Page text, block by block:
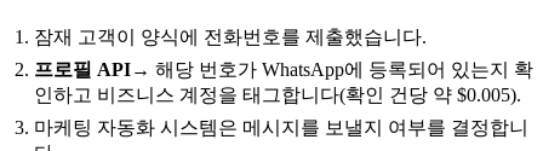
잠재 고객이 양식에 전화번호를 제출했습니다.
프로필 API→ 해당 번호가 WhatsApp에 등록되어 있는지 확
인하고 비즈니스 계정을 태그합니다(확인 건당 약 $0.005).
마케팅 자동화 시스템은 메시지를 보낼지 여부를 결정합니